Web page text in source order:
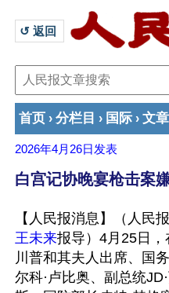
↺ 返回
首页 › 分栏目 › 国际 › 文章
2026年4月26日 发表
白宫记协晚宴枪击案
【人民报消息】（人民
王未来报导）4月25日，
川普和其夫人出席、国
尔科·卢比奥、副总统